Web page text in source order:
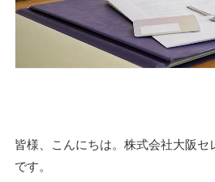
皆様、こんにちは。株式会社大阪
です。